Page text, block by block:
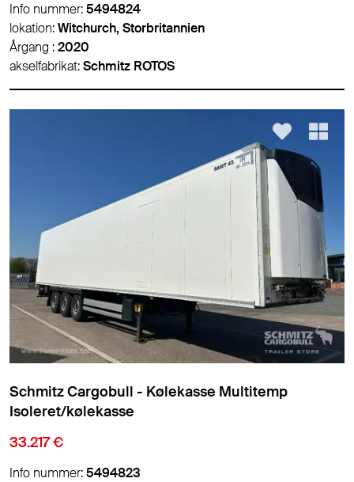
Info nummer:5494824
lokation:Witchurch, Storbritannien
Årgang :2020
akselfabrikat:Schmitz ROTOS
Schmitz Cargobull - Kølekasse Multitemp
Isoleret/kølekasse
33.217 €
Info nummer:5494823